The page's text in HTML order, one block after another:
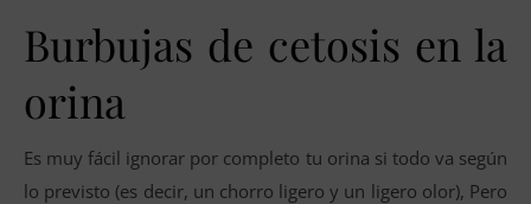
Burbujas de cetosis en la
orina
Es muy fácil ignorar por completo tu orina si todo va según
lo previsto (es decir, un chorro ligero y un ligero olor), Pero